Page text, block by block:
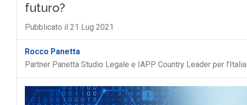
futuro?
Pubblicato il 21 Lug 2021
Rocco Panetta
Partner Panetta Studio Legale e IAPP Country Leader per l’Italia